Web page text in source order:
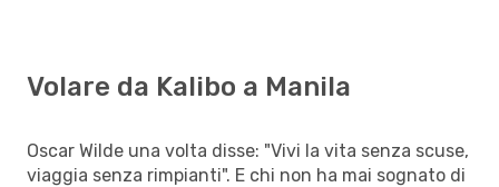
Volare da Kalibo a Manila
Oscar Wilde una volta disse: "Vivi la vita senza scuse,
viaggia senza rimpianti". E chi non ha mai sognato di